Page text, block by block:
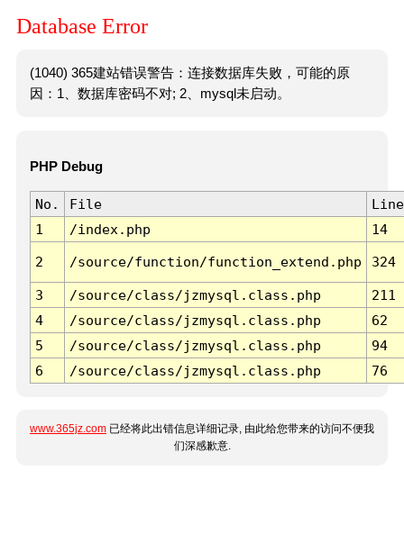
Database Error
(1040) 365建站错误警告：连接数据库失败，可能的原
因：1、数据库密码不对; 2、mysql未启动。
PHP Debug
No. File
Line
1
/index.php 14
2 /source/function/function_extend.php 324
3 /source/class/jzmysql.class.php
211
4
/source/class/jzmysql.class.php
62
5
/source/class/jzmysql.class.php
94
6
/source/class/jzmysql.class.php 76
www.365jz.com 已经将此出错信息详细记录, 由此给您带来的访问不便我
们深感歉意.